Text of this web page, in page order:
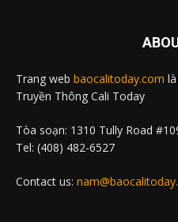
Trang web baocalitoday.com
Truyền Thông Cali Today
Tòa soạn: 1310 Tully Road
Tel: (408) 482-6527
Contact us: